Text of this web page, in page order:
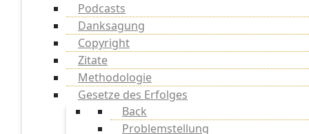
Podcasts
Danksagung
Copyright
Zitate
Methodologie
Gesetze des Erfolges
Back
Problemstellung